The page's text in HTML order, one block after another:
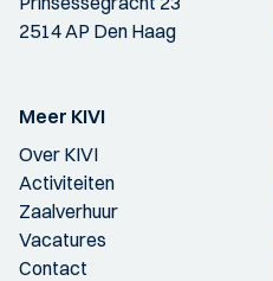
2514 AP Den Haag
Meer KIVI
Over KIVI
Activiteiten
Zaalverhuur
Vacatures
Contact